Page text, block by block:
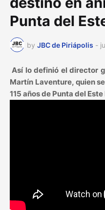
Punta del
by JBC de Piriápolis -
Así lo definió el director
Martín Laventure, quien
115 años de Punta del